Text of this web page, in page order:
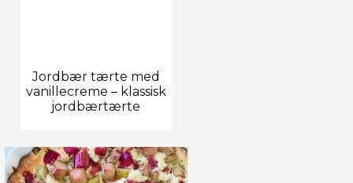
Jordbær tærte med
vanillecreme – klassisk
jordbærtærte